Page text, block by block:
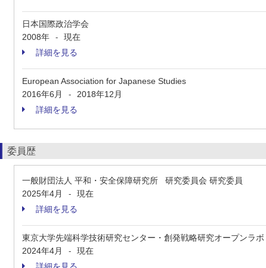
日本国際政治学会
2008年
-
現在
詳細を見る
European Association for Japanese Studies
2016年6月
-
2018年12月
詳細を見る
委員歴
一般財団法人 平和・安全保障研究所 研究委員会 研究委員
2025年4月
-
現在
詳細を見る
東京大学先端科学技術研究センター・創発戦略研究オープンラ
2024年4月
-
現在